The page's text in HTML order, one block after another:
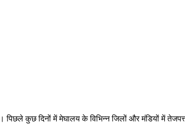
कुछ दिनों में मेघालय के विभिन्न जिलों और मंडियों में